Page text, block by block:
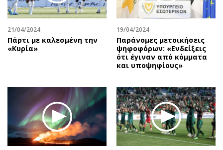
21/04/2024
Πάρτι με καλεσμένη την
«Κυρία»
19/04/2024
Παράνομες μετοικήσεις
ψηφοφόρων: «Ενδείξεις
ότι έγιναν από κόμματα
και υποψηφίους»